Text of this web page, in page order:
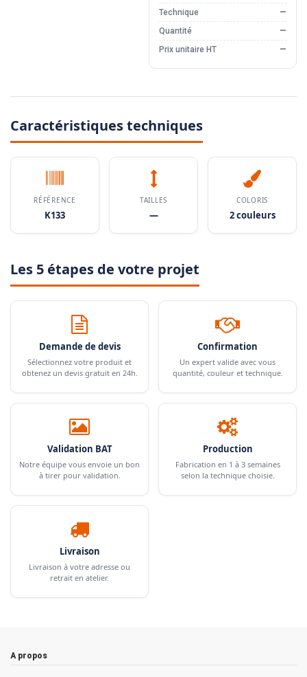
Technique
—
Quantité
—
Prix unitaire HT
—
Caractéristiques techniques
RÉFÉRENCE
K133
TAILLES
—
COLORIS
2 couleurs
Les 5 étapes de votre projet
Demande de devis
Sélectionnez votre produit et
obtenez un devis gratuit en 24h.
Confirmation
Un expert valide avec vous
quantité, couleur et technique.
Validation BAT
Notre équipe vous envoie un bon
à tirer pour validation.
Production
Fabrication en 1 à 3 semaines
selon la technique choisie.
Livraison
Livraison à votre adresse ou
retrait en atelier.
A propos